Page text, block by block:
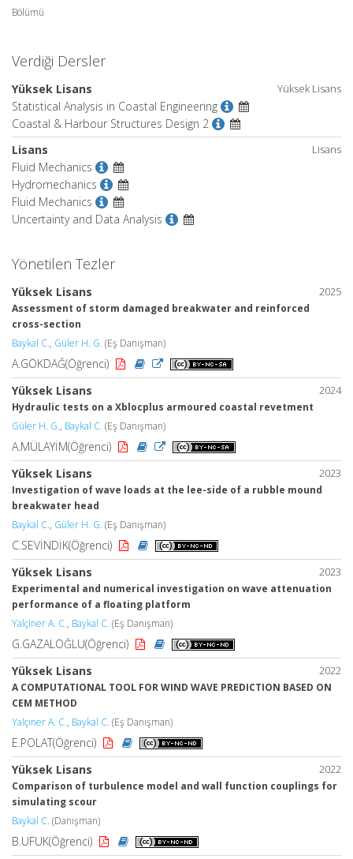
Bölümü
Verdiği Dersler
Yüksek Lisans
Yüksek Lisans
Statistical Analysis in Coastal Engineering
Coastal & Harbour Structures Design 2
Lisans
Lisans
Fluid Mechanics
Hydromechanics
Fluid Mechanics
Uncertainty and Data Analysis
Yönetilen Tezler
2025
Yüksek Lisans
Assessment of storm damaged breakwater and reinforced
cross-section
Baykal C., Güler H. G. (Eş Danışman)
A.GÖKDAĞ(Öğrenci)
2024
Yüksek Lisans
Hydraulic tests on a Xblocplus armoured coastal revetment
Güler H. G., Baykal C. (Eş Danışman)
A.MÜLAYİM(Öğrenci)
2023
Yüksek Lisans
Investigation of wave loads at the lee-side of a rubble mound
breakwater head
Baykal C., Güler H. G. (Eş Danışman)
C.SEVİNDİK(Öğrenci)
2023
Yüksek Lisans
Experimental and numerical investigation on wave attenuation
performance of a floating platform
Yalçiner A. C., Baykal C. (Eş Danışman)
G.GAZALOĞLU(Öğrenci)
2022
Yüksek Lisans
A COMPUTATIONAL TOOL FOR WIND WAVE PREDICTION BASED ON
CEM METHOD
Yalçıner A. C., Baykal C. (Eş Danışman)
E.POLAT(Öğrenci)
2022
Yüksek Lisans
Comparison of turbulence model and wall function couplings for
simulating scour
Baykal C. (Danışman)
B.UFUK(Öğrenci)